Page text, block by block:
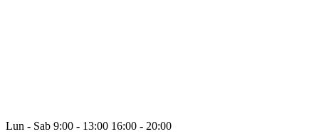
Lun - Sab 9:00 - 13:00 16:00 - 20:00